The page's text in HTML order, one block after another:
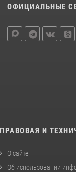
ОФИЦИАЛЬНЫЕ
ПРАВОВАЯ И
О сайте
Об использовании